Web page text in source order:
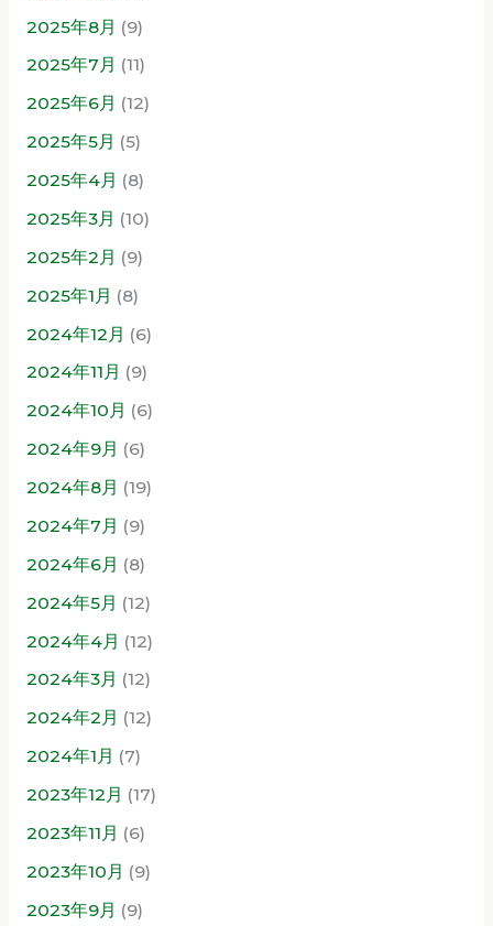
2025年8月 (9)
2025年7月 (11)
2025年6月 (12)
2025年5月 (5)
2025年4月 (8)
2025年3月 (10)
2025年2月 (9)
2025年1月 (8)
2024年12月 (6)
2024年11月 (9)
2024年10月 (6)
2024年9月 (6)
2024年8月 (19)
2024年7月 (9)
2024年6月 (8)
2024年5月 (12)
2024年4月 (12)
2024年3月 (12)
2024年2月 (12)
2024年1月 (7)
2023年12月 (17)
2023年11月 (6)
2023年10月 (9)
2023年9月 (9)